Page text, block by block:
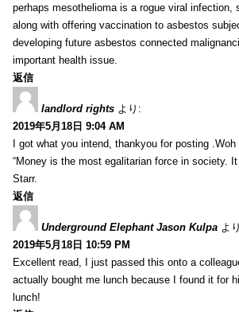
perhaps mesothelioma is a rogue viral
along with offering vaccination to asbestos
developing future asbestos connected
important health issue.
返信
landlord rights より:
2019年5月18日 9:04 AM
I got what you intend, thankyou for posting
“Money is the most egalitarian force in society.
Starr.
返信
Underground Elephant Jason Kulpa よ
2019年5月18日 10:59 PM
Excellent read, I just passed this onto a
actually bought me lunch because I found it for
lunch!